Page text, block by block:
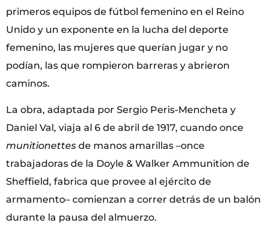
primeros equipos de fútbol femenino en el Reino
Unido y un exponente en la lucha del deporte
femenino, las mujeres que querían jugar y no
podían, las que rompieron barreras y abrieron
caminos.
La obra, adaptada por Sergio Peris-Mencheta y
Daniel Val, viaja al 6 de abril de 1917, cuando once
munitionettes de manos amarillas –once
trabajadoras de la Doyle & Walker Ammunition de
Sheffield, fabrica que provee al ejército de
armamento– comienzan a correr detrás de un balón
durante la pausa del almuerzo.